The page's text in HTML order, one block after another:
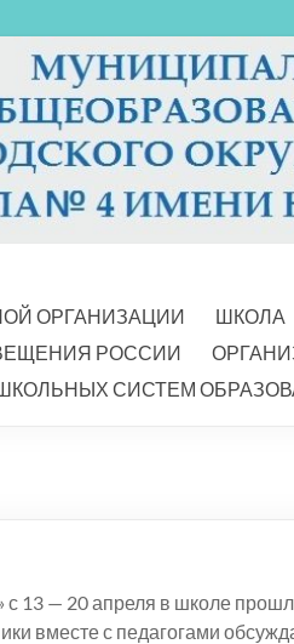
ОРГАНИЗАЦИИ ШКОЛА
РОССИИ
СИСТЕМ
с 13 — 20 апреля в школе
вместе с педагогами